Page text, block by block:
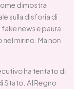
dimostra
sulla disforia di
news e paura.
mirino. Ma non
ha tentato di
Stato. Al Regno